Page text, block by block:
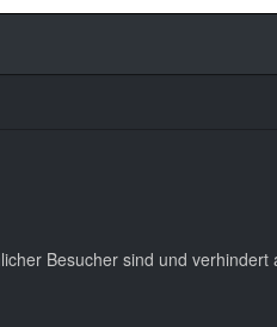
Besucher sind und verhindert